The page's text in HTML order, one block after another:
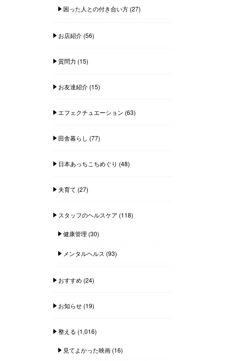
困った人との付き合い方(27)
お店紹介(56)
質問力 (15)
お友達紹介(15)
エフェクチュエーション (63)
田舎暮らし (77)
日本あっちこちめぐり (48)
夫育て (27)
スタッフのヘルスケア (118)
健康管理 (30)
メンタルヘルス (93)
おすすめ (24)
お知らせ(19)
整える (1,016)
見てよかった映画(16)